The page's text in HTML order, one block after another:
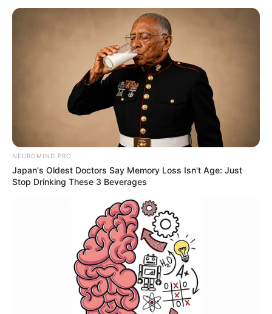
NEUROMIND PRO
Japan's Oldest Doctors Say Memory Loss Isn't Age: Just
Stop Drinking These 3 Beverages